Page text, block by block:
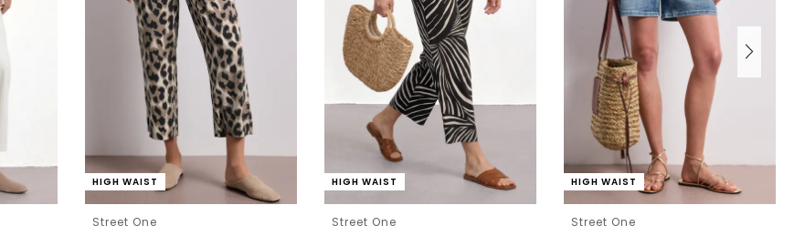
HIGH WAIST
Street One
HIGH WAIST
Street One
HIGH WAIST
Street One